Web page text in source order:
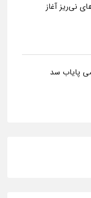
نی‌ریز آغاز
پایاب سد